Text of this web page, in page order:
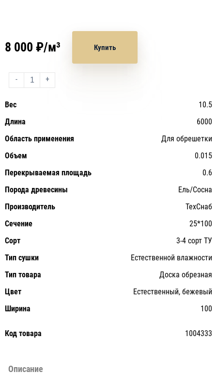
8 000 ₽/м³ Купить
- +
Вес
10.5
Длина
6000
Область применения
Для обрешетки
Объем
0.015
Перекрываемая площадь
0.6
Порода древесины
Ель/Сосна
Производитель
ТехСнаб
Сечение
25*100
Сорт
3-4 сорт ТУ
Тип сушки
Естественной влажности
Тип товара
Доска обрезная
Цвет
Естественный, бежевый
Ширина
100
Код товара 1004333
Описание